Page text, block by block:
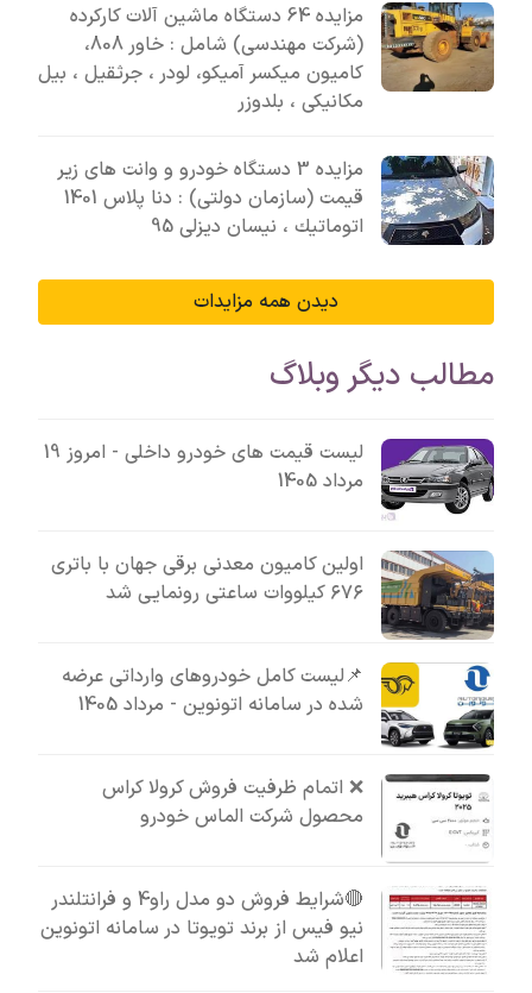
مزایده 64 دستگاه ماشین آلات کارکرده
(شرکت مهندسی) شامل : خاور 808،
کامیون میکسر آمیکو، لودر ، جرثقیل ، بیل
مکانیکی ، بلدوزر
مزایده 3 دستگاه خودرو و وانت های زیر
قیمت (سازمان دولتی) : دنا پلاس 1401
اتوماتيك ، نیسان دیزلی 95
دیدن همه مزایدات
مطالب دیگر وبلاگ
لیست قیمت های خودرو داخلی - امروز 19
مرداد 1405
اولین کامیون معدنی برقی جهان با باتری
۶۷۶ کیلووات ساعتی رونمایی شد
📌لیست کامل خودروهای وارداتی عرضه
شده در سامانه اتونوین - مرداد 1405
❌ اتمام ظرفیت فروش کرولا کراس
محصول شرکت الماس خودرو
🔴شرایط فروش دو مدل راو4 و فرانتلندر
نیو فیس از برند تویوتا در سامانه اتونوین
اعلام شد